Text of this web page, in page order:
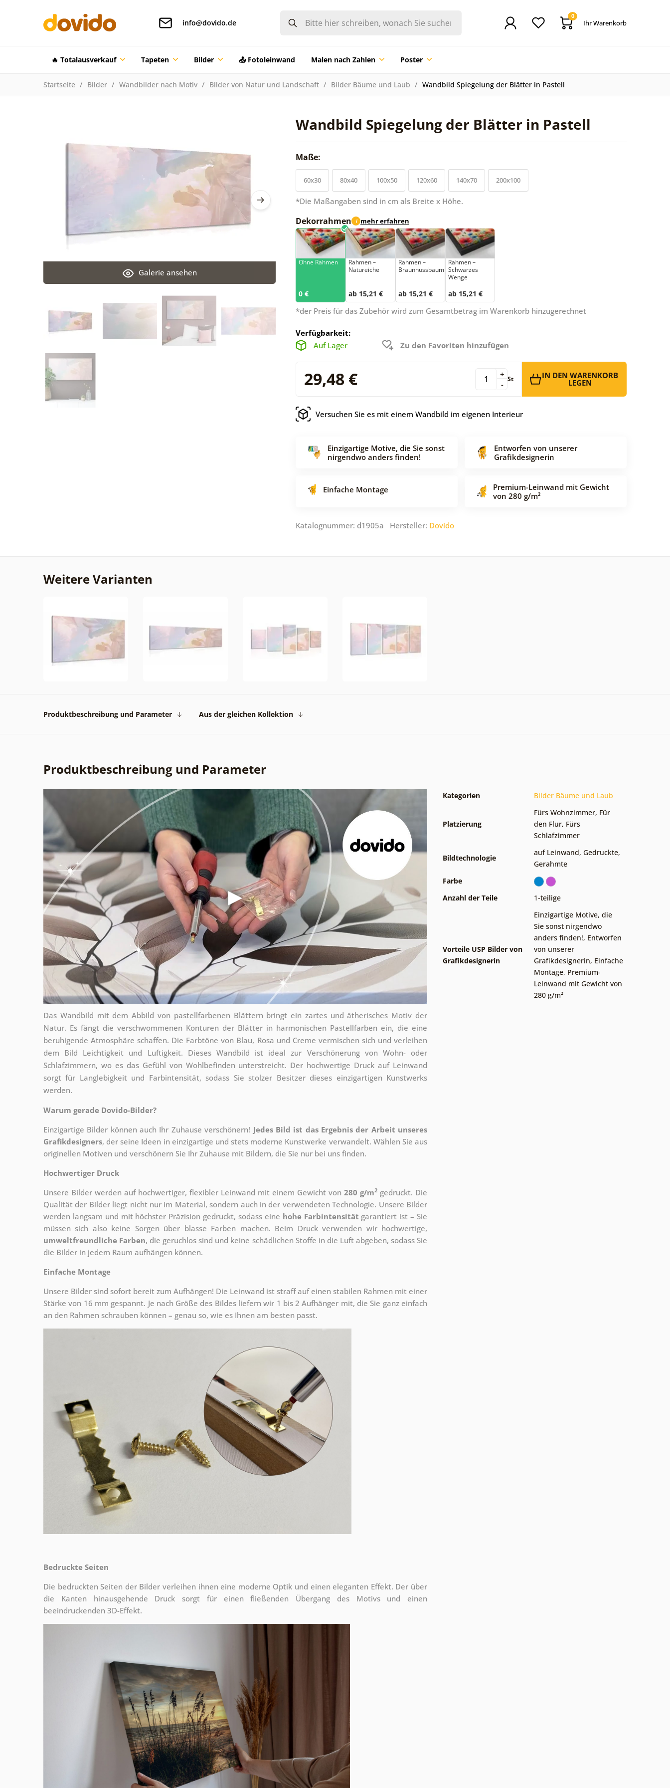
info@dovido.de
0
Ihr Warenkorb
🔥 Totalausverkauf Tapeten Bilder 📤 Fotoleinwand Malen nach Zahlen Poster
Startseite Bilder Wandbilder nach Motiv Bilder von Natur und Landschaft Bilder Bäume und Laub Wandbild Spiegelung der Blätter in Pastell
Wandbild Spiegelung der Blätter in Pastell
Galerie ansehen
Maße:
60x30 80x40 100x50 120x60 140x70 200x100
*Die Maßangaben sind in cm als Breite x Höhe.
Dekorrahmen i mehr erfahren
Ohne Rahmen
0 €
Rahmen –
Natureiche
ab 15,21 €
Rahmen –
Braunnussbaum
ab 15,21 €
Rahmen –
Schwarzes
Wenge
ab 15,21 €
*der Preis für das Zubehör wird zum Gesamtbetrag im Warenkorb hinzugerechnet
Verfügbarkeit:
Auf Lager
Zu den Favoriten hinzufügen
29,48 € -
+ St IN DEN WARENKORB
LEGEN
Versuchen Sie es mit einem Wandbild im eigenen Interieur
Einzigartige Motive, die Sie sonst
nirgendwo anders finden!
Entworfen von unserer
Grafikdesignerin
Einfache Montage
Premium-Leinwand mit Gewicht
von 280 g/m²
Katalognummer: d1905a Hersteller: Dovido
Weitere Varianten
Produktbeschreibung und Parameter Aus der gleichen Kollektion
Produktbeschreibung und Parameter
Das Wandbild mit dem Abbild von pastellfarbenen Blättern bringt ein zartes und ätherisches Motiv der
Natur. Es fängt die verschwommenen Konturen der Blätter in harmonischen Pastellfarben ein, die eine
beruhigende Atmosphäre schaffen. Die Farbtöne von Blau, Rosa und Creme vermischen sich und verleihen
dem Bild Leichtigkeit und Luftigkeit. Dieses Wandbild ist ideal zur Verschönerung von Wohn- oder
Schlafzimmern, wo es das Gefühl von Wohlbefinden unterstreicht. Der hochwertige Druck auf Leinwand
sorgt für Langlebigkeit und Farbintensität, sodass Sie stolzer Besitzer dieses einzigartigen Kunstwerks
werden.
Warum gerade Dovido-Bilder?
Einzigartige Bilder können auch Ihr Zuhause verschönern! Jedes Bild ist das Ergebnis der Arbeit unseres
Grafikdesigners, der seine Ideen in einzigartige und stets moderne Kunstwerke verwandelt. Wählen Sie aus
originellen Motiven und verschönern Sie Ihr Zuhause mit Bildern, die Sie nur bei uns finden.
Hochwertiger Druck
Unsere Bilder werden auf hochwertiger, flexibler Leinwand mit einem Gewicht von 280 g/m2 gedruckt. Die
Qualität der Bilder liegt nicht nur im Material, sondern auch in der verwendeten Technologie. Unsere Bilder
werden langsam und mit höchster Präzision gedruckt, sodass eine hohe Farbintensität garantiert ist – Sie
müssen sich also keine Sorgen über blasse Farben machen. Beim Druck verwenden wir hochwertige,
umweltfreundliche Farben, die geruchlos sind und keine schädlichen Stoffe in die Luft abgeben, sodass Sie
die Bilder in jedem Raum aufhängen können.
Einfache Montage
Unsere Bilder sind sofort bereit zum Aufhängen! Die Leinwand ist straff auf einen stabilen Rahmen mit einer
Stärke von 16 mm gespannt. Je nach Größe des Bildes liefern wir 1 bis 2 Aufhänger mit, die Sie ganz einfach
an den Rahmen schrauben können – genau so, wie es Ihnen am besten passt.
Bedruckte Seiten
Die bedruckten Seiten der Bilder verleihen ihnen eine moderne Optik und einen eleganten Effekt. Der über
die Kanten hinausgehende Druck sorgt für einen fließenden Übergang des Motivs und einen
beeindruckenden 3D-Effekt.
Kategorien Bilder Bäume und Laub
Platzierung
Fürs Wohnzimmer, Für
den Flur, Fürs
Schlafzimmer
Bildtechnologie
auf Leinwand, Gedruckte,
Gerahmte
Farbe
Anzahl der Teile
1-teilige
Vorteile USP Bilder von
Grafikdesignerin
Einzigartige Motive, die
Sie sonst nirgendwo
anders finden!, Entworfen
von unserer
Grafikdesignerin, Einfache
Montage, Premium-
Leinwand mit Gewicht von
280 g/m²